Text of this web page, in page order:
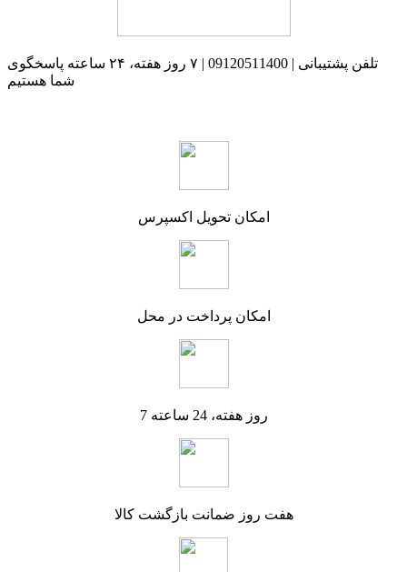
تلفن پشتیبانی | 09120511400 | ۷ روز هفته، ۲۴ ساعته پاسخگوی
شما هستیم
امکان تحویل اکسپرس
امکان پرداخت در محل
7 روز هفته، 24 ساعته
هفت روز ضمانت بازگشت کالا